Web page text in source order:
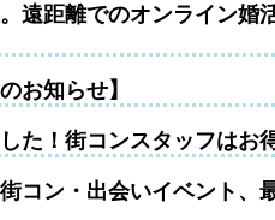
遠距離でのオンライン婚
お知らせ】
た！街コンスタッフはお
コン・出会いイベント、